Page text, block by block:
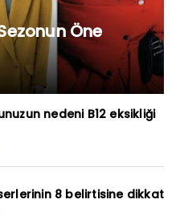
Öne
nedeni B12 eksikliği
8 belirtisine dikkat